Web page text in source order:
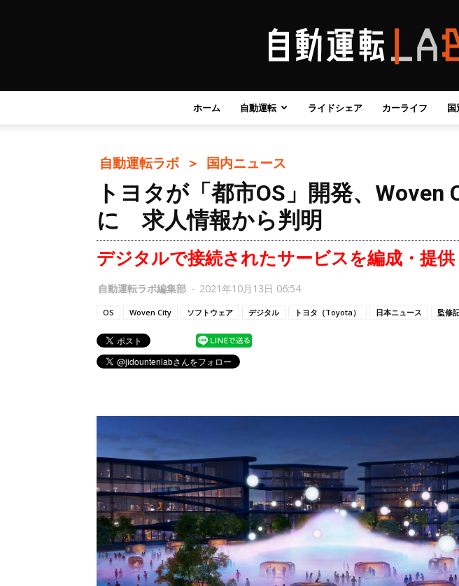
ホーム 自動運転 ライドシェア カーライフ 国
自動運転ラボ ＞ 国内ニュース
トヨタが「都市OS」開発、Woven
に 求人情報から判明
デジタルで接続されたサービスを編成・提供
自動運転ラボ編集部 - 2021年10月13日 06:54
OS Woven City ソフトウェア デジタル トヨタ（Toyota） 日本ニュース 監修